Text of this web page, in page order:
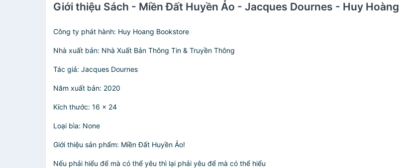
Giới thiệu Sách - Miền Đất Huyền Ảo - Jacques Dournes - Huy Hoàng
Công ty phát hành: Huy Hoang Bookstore
Nhà xuất bản: Nhà Xuất Bản Thông Tin & Truyền Thông
Tác giả: Jacques Dournes
Năm xuất bản: 2020
Kích thước: 16 x 24
Loại bìa: None
Giới thiệu sản phẩm: Miền Đất Huyền Ảo!
Nếu phải hiểu để mà có thể yêu thì lại phải yêu để mà có thể hiểu